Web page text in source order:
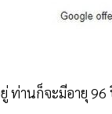
ท่านก็จะมีอายุ 96